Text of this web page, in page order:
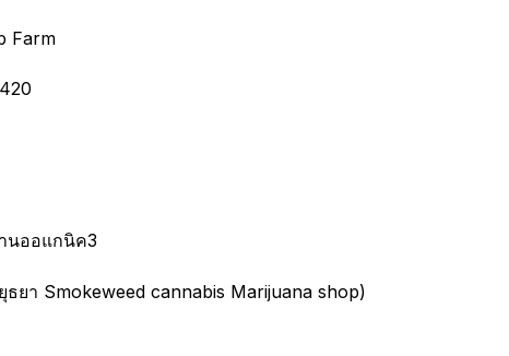
Farm
นออแกนิค3
ยา Smokeweed cannabis Marijuana shop)